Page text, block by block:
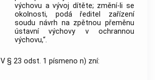
výchovu a vývoj dítěte; změní-li se
okolnosti, podá ředitel zařízení
soudu návrh na zpětnou přeměnu
ústavní výchovy v ochrannou
výchovu,“.
V § 23 odst. 1 písmeno n) zní: